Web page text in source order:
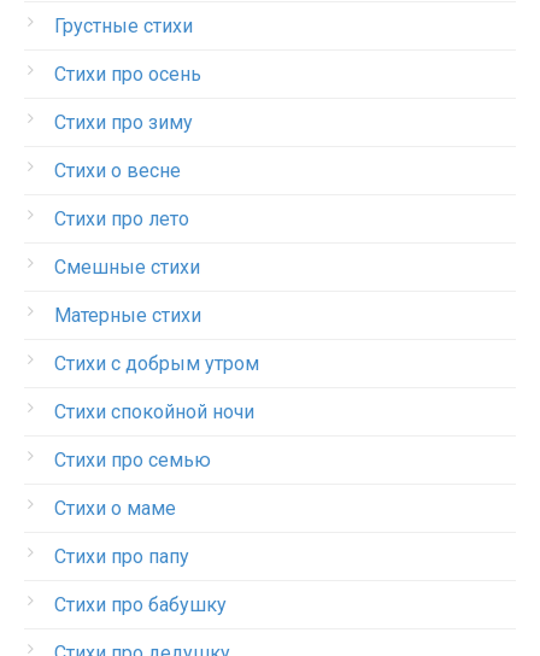
Грустные стихи
Стихи про осень
Стихи про зиму
Стихи о весне
Стихи про лето
Смешные стихи
Матерные стихи
Стихи с добрым утром
Стихи спокойной ночи
Стихи про семью
Стихи о маме
Стихи про папу
Стихи про бабушку